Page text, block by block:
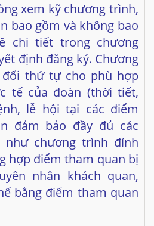
xem kỹ chương trình,
bao gồm và không bao
chi tiết trong chương
định đăng ký. Chương
thứ tự cho phù hợp
tế của đoàn (thời tiết,
lễ hội tại các điểm
đảm bảo đầy đủ các
như chương trình đính
hợp điểm tham quan bị
nhân khách quan,
bằng điểm tham quan